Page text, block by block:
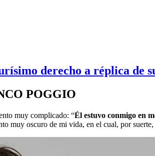
derecho a réplica de
POGGIO
muy complicado: “Él estuvo conmigo en
muy oscuro de mi vida, en el cual, por